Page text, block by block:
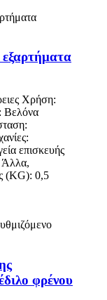
εξαρτήματα
Χρήση:
Βελόνα
επισκευής
Άλλα,
(KG): 0,5
φρένου